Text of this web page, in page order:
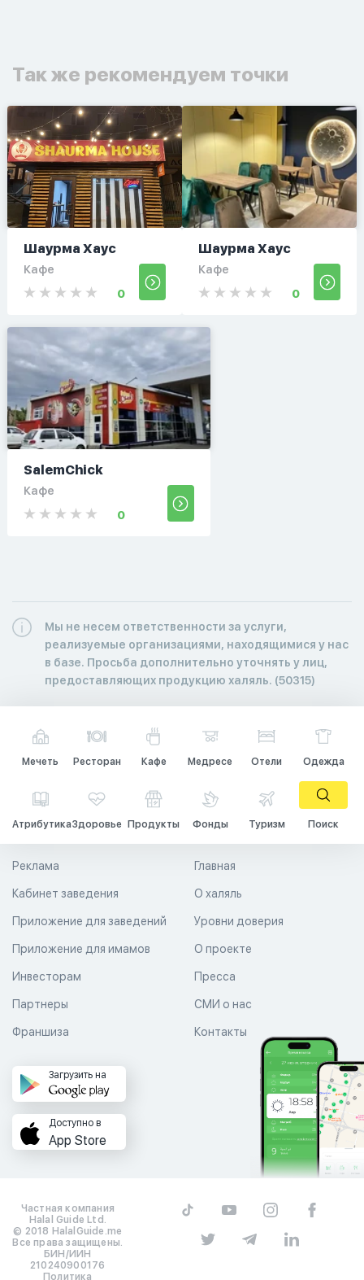
Так же рекомендуем точки
Шаурма Хаус
Кафе
0
Шаурма Хаус
Кафе
0
SalemChick
Кафе
0
Мы не несем ответственности за услуги,
реализуемые организациями, находящимися у нас
в базе. Просьба дополнительно уточнять у лиц,
предоставляющих продукцию халяль. (50315)
Мечеть Ресторан Кафе Медресе Отели Одежда
АтрибутикаЗдоровье Продукты Фонды Туризм Поиск
Главная
О халяль
Уровни доверия
Реклама
Кабинет заведения
Приложение для заведений
Приложение для имамов О проекте
Пресса
СМИ о нас
Контакты
Инвесторам
Партнеры
Франшиза
Загрузить на
Доступно в
App Store
Частная компания
Halal Guide Ltd.
© 2018 HalalGuide.me
Все права защищены.
БИН/ИИН
210240900176
Политика